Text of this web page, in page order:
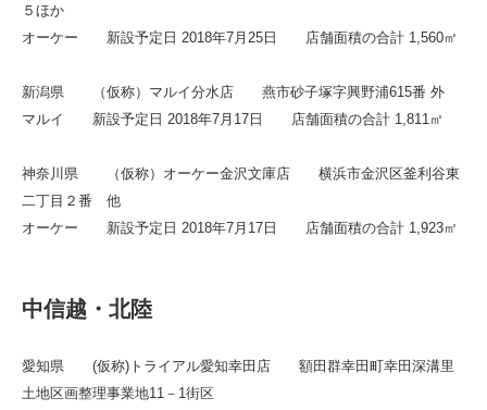
５ほか
オーケー 新設予定日 2018年7月25日 店舗面積の合計 1,560㎡
新潟県 （仮称）マルイ分水店 燕市砂子塚字興野浦615番 外
マルイ 新設予定日 2018年7月17日 店舗面積の合計 1,811㎡
神奈川県 （仮称）オーケー金沢文庫店 横浜市金沢区釜利谷東
二丁目２番 他
オーケー 新設予定日 2018年7月17日 店舗面積の合計 1,923㎡
中信越・北陸
愛知県 (仮称)トライアル愛知幸田店 額田群幸田町幸田深溝里
土地区画整理事業地11－1街区